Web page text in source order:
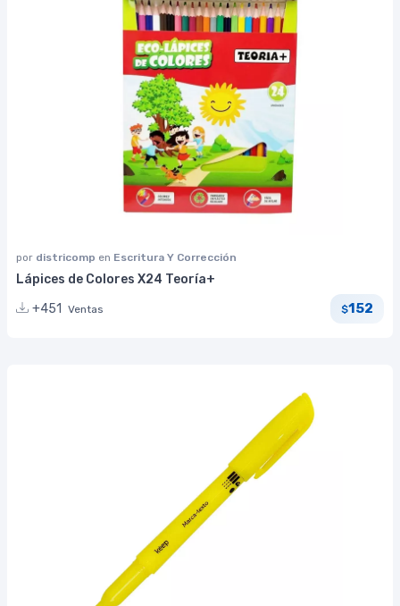
por districomp en Escritura Y Corrección
Lápices de Colores X24 Teoría+
+451
Ventas $152